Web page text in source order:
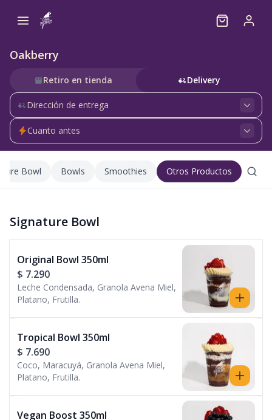
Oakberry
Retiro en tienda Delivery
Dirección de entrega
Cuanto antes
Bowl Bowls Smoothies Otros Productos
Signature Bowl
Original Bowl 350ml
$ 7.290
Leche Condensada, Granola Avena Miel,
Platano, Frutilla.
Tropical Bowl 350ml
$ 7.690
Coco, Maracuyá, Granola Avena Miel,
Platano, Frutilla.
Vegan Boost 350ml